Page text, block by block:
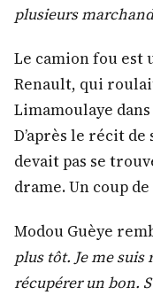
plusieurs
Le camion fou est
Renault, qui
Limamoulaye dans
D’après le récit
devait pas se
drame. Un coup
Modou Guèye
plus tôt. Je me
récupérer un bon.